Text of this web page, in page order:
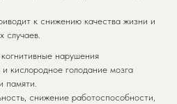
к снижению качества жизни и
случаев.
нарушения
кислородное голодание мозга
памяти.
снижение работоспособности,